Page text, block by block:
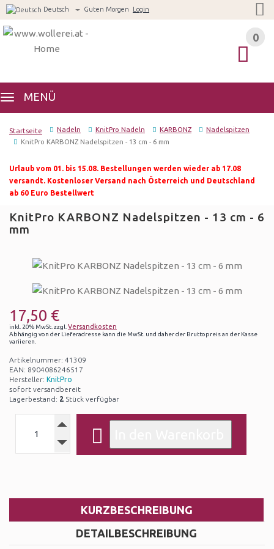
Deutsch Guten Morgen Login
0
MENÜ
0
Startseite Nadeln KnitPro Nadeln KARBONZ
Nadelspitzen
KnitPro KARBONZ Nadelspitzen - 13 cm - 6 mm
Urlaub vom 01. bis 15.08. Bestellungen werden wieder ab 17.08
versandt. Kostenloser Versand nach Österreich und Deutschland
ab 60 Euro Bestellwert
KnitPro KARBONZ Nadelspitzen - 13 cm - 6
mm
17,50 €
inkl. 20% MwSt. zzgl. Versandkosten
Abhängig von der Lieferadresse kann die MwSt. und daher der Bruttopreis an der Kasse
variieren.
Artikelnummer: 41309
EAN: 8904086246517
Hersteller: KnitPro
sofort versandbereit
Lagerbestand: 2 Stück verfügbar
KURZBESCHREIBUNG
DETAILBESCHREIBUNG